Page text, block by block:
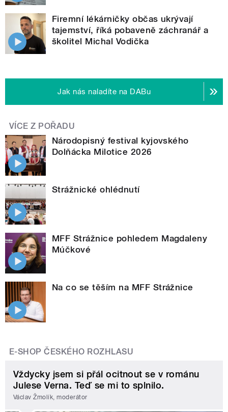
Firemní lékárničky občas ukrývají
tajemství, říká pobaveně záchranář a
školitel Michal Vodička
Jak nás naladíte na DABu
VÍCE Z POŘADU
Národopisný festival kyjovského
Dolňácka Milotice 2026
Strážnické ohlédnutí
MFF Strážnice pohledem Magdaleny
Múčkové
Na co se těším na MFF Strážnice
E-SHOP ČESKÉHO ROZHLASU
Vždycky jsem si přál ocitnout se v románu
Julese Verna. Teď se mi to splnilo.
Václav Žmolík, moderátor